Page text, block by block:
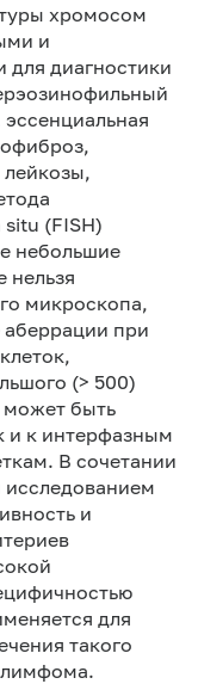
хромосом
и
диагностики
(FISH)
небольшие
нельзя
микроскопа,
при
(> 500)
может быть
и к интерфазным
В сочетании
и
для
такого
лимфома.